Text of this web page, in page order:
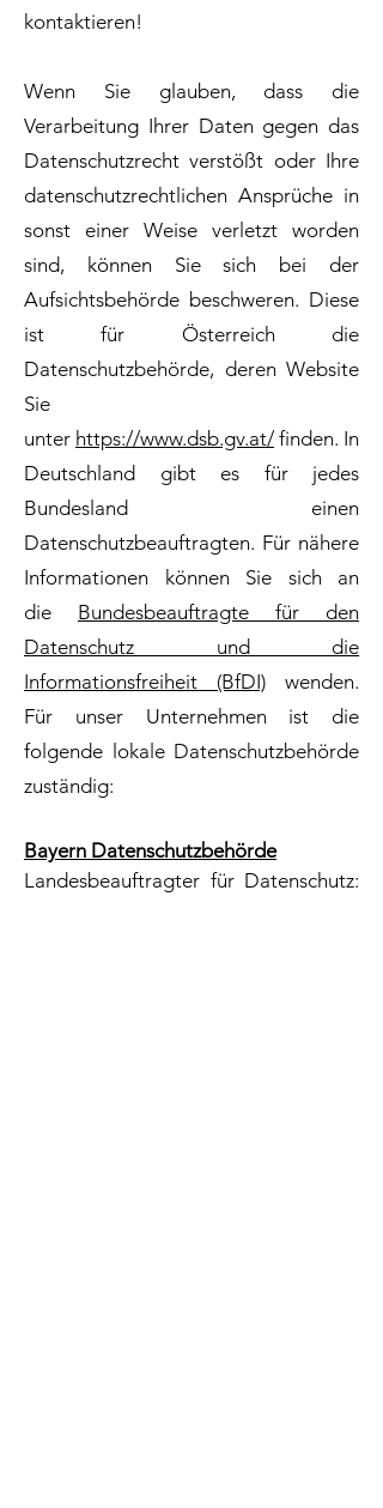
kontaktieren!
Wenn Sie glauben, dass die
Verarbeitung Ihrer Daten gegen das
Datenschutzrecht verstößt oder Ihre
datenschutzrechtlichen Ansprüche in
sonst einer Weise verletzt worden
sind, können Sie sich bei der
Aufsichtsbehörde beschweren. Diese
ist für Österreich die
Datenschutzbehörde, deren Website
Sie
unter https://www.dsb.gv.at/ finden. In
Deutschland gibt es für jedes
Bundesland einen
Datenschutzbeauftragten. Für nähere
Informationen können Sie sich an
die Bundesbeauftragte für den
Datenschutz und die
Informationsfreiheit (BfDI) wenden.
Für unser Unternehmen ist die
folgende lokale Datenschutzbehörde
zuständig:
Bayern Datenschutzbehörde
Landesbeauftragter für Datenschutz: